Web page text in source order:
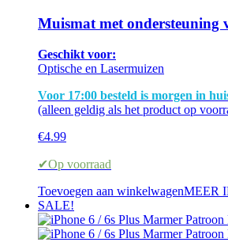
meerdere
variaties.
Deze
optie
kan
gekozen
worden
op
de
Muismat met ondersteuning
Geschikt voor:
Optische en Lasermuizen
Voor 17:00 besteld is morgen in
(alleen geldig als het product op
€4.99
✔Op voorraad
Toevoegen aan winkelwagenMEER
SALE!